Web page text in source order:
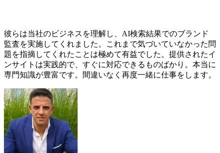
彼らは当社のビジネスを理解し、AI検索結果でのブランド
監査を実施してくれました。これまで気づいていなかった問
題を指摘してくれたことは極めて有益でした。提供されたイ
ンサイトは実践的で、すぐに対応できるものばかり。本当に
専門知識が豊富です。間違いなく再度一緒に仕事をします。